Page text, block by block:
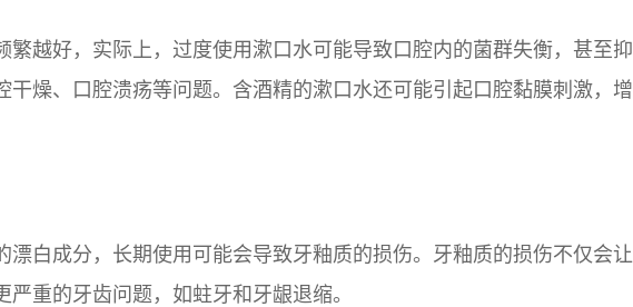
繁越好，实际上，过度使用漱口水可能导致口腔内的菌群失衡，甚至抑
干燥、口腔溃疡等问题。含酒精的漱口水还可能引起口腔黏膜刺激，增
漂白成分，长期使用可能会导致牙釉质的损伤。牙釉质的损伤不仅会让
重的牙齿问题，如蛀牙和牙龈退缩。